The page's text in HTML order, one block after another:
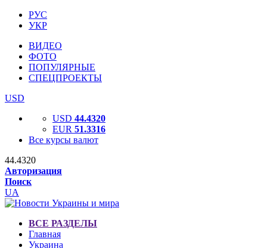
РУС
УКР
ВИДЕО
ФОТО
ПОПУЛЯРНЫЕ
СПЕЦПРОЕКТЫ
USD
USD 44.4320
EUR 51.3316
Все курсы валют
44.4320
Авторизация
Поиск
UA
ВСЕ РАЗДЕЛЫ
Главная
Украина